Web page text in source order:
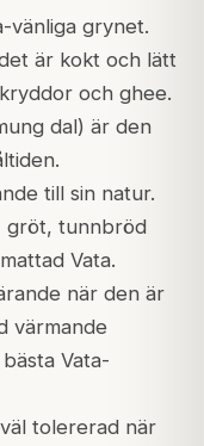
vänliga grynet.
är kokt och lätt
och ghee.
dal) är den
till sin natur.
gröt, tunnbröd
Vata.
när den är
värmande
Vata-
tolererad när